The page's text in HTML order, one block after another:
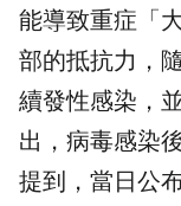
能導致重症「
部的抵抗力，
續發性感染，
出，病毒感染
提到，當日公